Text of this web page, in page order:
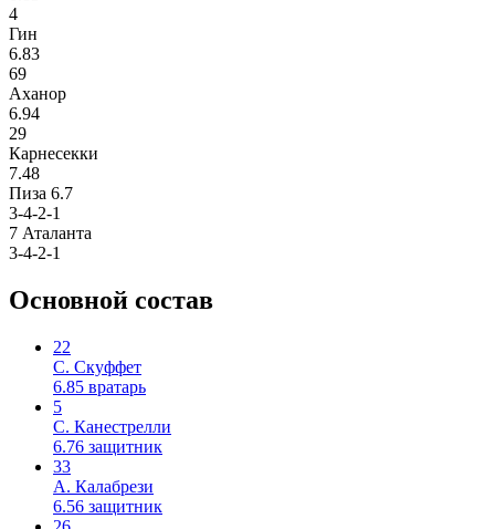
4
Гин
6.83
69
Аханор
6.94
29
Карнесекки
7.48
Пиза 6.7
3-4-2-1
7 Аталанта
3-4-2-1
Основной состав
22
С. Скуффет
6.85 вратарь
5
С. Канестрелли
6.76 защитник
33
А. Калабрези
6.56 защитник